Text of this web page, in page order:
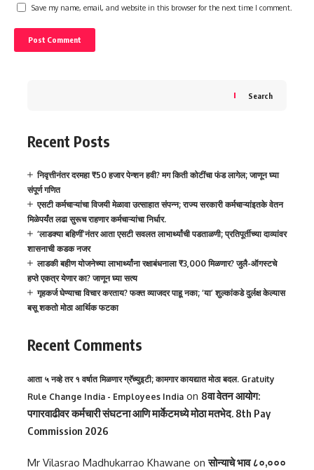
Save my name, email, and website in this browser for the next time I comment.
Search
Recent Posts
निवृत्तीनंतर दरमहा ₹50 हजार पेन्शन हवी? मग किती कोटींचा फंड लागेल; जाणून घ्या
संपूर्ण गणित
एसटी कर्मचाऱ्यांचा विजयी मेळावा उत्साहात संपन्न; राज्य सरकारी कर्मचाऱ्यांइतके वेतन
मिळेपर्यंत लढा सुरूच राहणार कर्मचाऱ्यांचा निर्धार.
‘लाडक्या बहिणीं’नंतर आता एसटी सवलत लाभार्थ्यांची पडताळणी; प्रतिपूर्तीच्या दाव्यांवर
शासनाची कडक नजर
लाडकी बहीण योजनेच्या लाभार्थ्यांना रक्षाबंधनाला ₹3,000 मिळणार? जुलै-ऑगस्टचे
हप्ते एकत्र येणार का? जाणून घ्या सत्य
गृहकर्ज घेण्याचा विचार करताय? फक्त व्याजदर पाहू नका; ‘या’ शुल्कांकडे दुर्लक्ष केल्यास
बसू शकतो मोठा आर्थिक फटका
Recent Comments
आता ५ नव्हे तर १ वर्षात मिळणार ग्रॅच्युइटी; कामगार कायद्यात मोठा बदल. Gratuity
Rule Change India - Employees India on 8वा वेतन आयोग:
पगारवाढीवर कर्मचारी संघटना आणि मार्केटमध्ये मोठा मतभेद. 8th Pay
Commission 2026
Mr Vilasrao Madhukarrao Khawane onसोन्याचे भाव ८०,०००